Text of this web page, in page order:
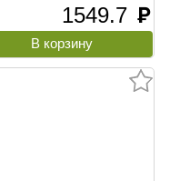
1549.7 руб